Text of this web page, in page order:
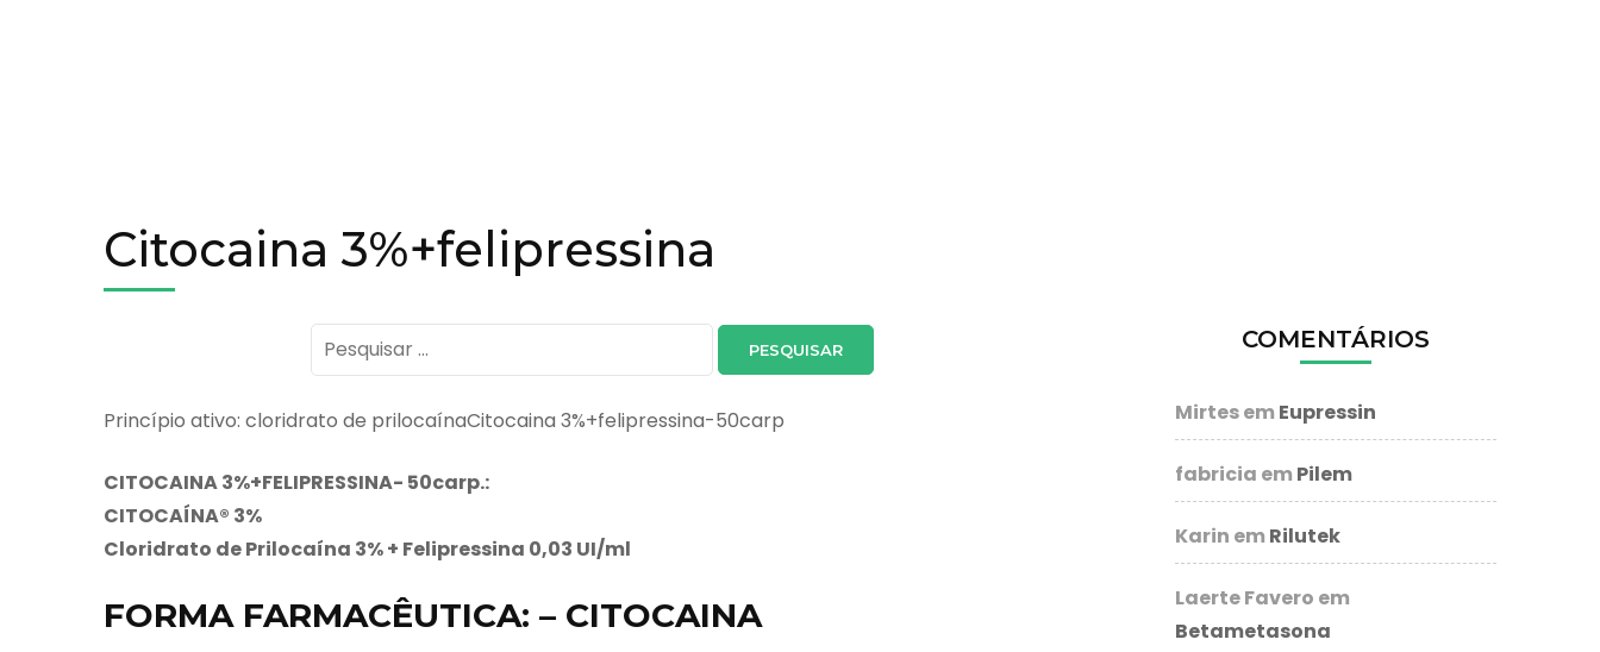
Citocaina 3%+felipressina
Pesquisar
por:
Princípio ativo: cloridrato de prilocaínaCitocaina 3%+felipressina-50carp
CITOCAINA3%+FELIPRESSINA- 50carp.:
CITOCAÍNA® 3%
Cloridrato de Prilocaína 3% + Felipressina 0,03 UI/ml
FORMA FARMACÊUTICA: – CITOCAINA
COMENTÁRIOS
Mirtesem Eupressin
fabricia em Pilem
Karin em Rilutek
Laerte Favero em
Betametasona